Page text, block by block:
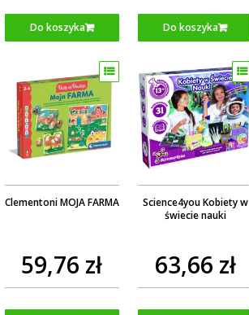
Do koszyka Do koszyka
Clementoni MOJA FARMA
59,76 zł
Science4you Kobiety w
świecie nauki
63,66 zł